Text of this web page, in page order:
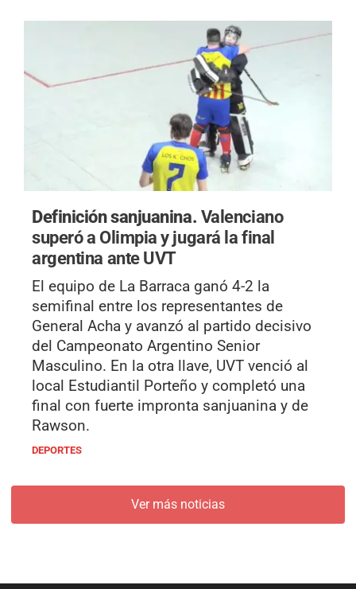
Definición sanjuanina. Valenciano
superó a Olimpia y jugará la final
argentina ante UVT
El equipo de La Barraca ganó 4-2 la
semifinal entre los representantes de
General Acha y avanzó al partido decisivo
del Campeonato Argentino Senior
Masculino. En la otra llave, UVT venció al
local Estudiantil Porteño y completó una
final con fuerte impronta sanjuanina y de
Rawson.
DEPORTES
Ver más noticias